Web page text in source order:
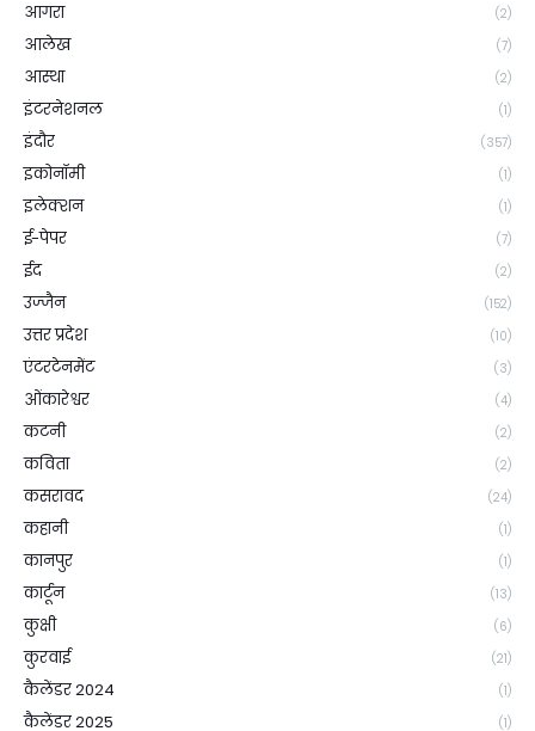
आगरा (2)
आलेख (7)
आस्था (2)
इंटरनेशनल (1)
इंदौर (357)
इकोनॉमी (1)
इलेक्शन (1)
ई-पेपर (7)
ईद (2)
उज्जैन (152)
उत्तर प्रदेश (10)
एंटरटेनमेंट (3)
ओंकारेश्वर (4)
कटनी (2)
कविता (2)
कसरावद (24)
कहानी (1)
कानपुर (1)
कार्टून (13)
कुक्षी (6)
कुरवाई (21)
कैलेंडर 2024 (1)
कैलेंडर 2025 (1)